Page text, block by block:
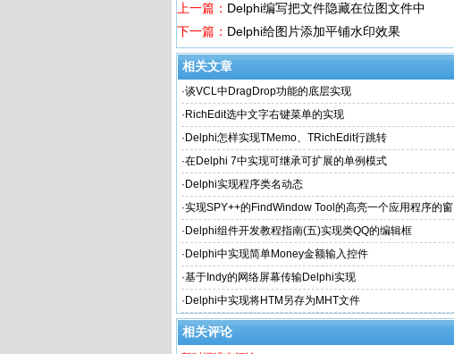
上一篇： Delphi编写把文件隐藏在位图文件中
下一篇： Delphi给图片添加平铺水印效果
相关文章
·谈VCL中DragDrop功能的底层实现
· RichEdit选中文字右键菜单的实现
· Delphi怎样实现TMemo、TRichEdit行跳转
·在Delphi 7中实现可继承可扩展的单例模式
· Delphi实现程序类名动态
·实现SPY++的FindWindow Tool的高亮一个应用程序的窗
体或内部Object的边缘
· Delphi组件开发教程指南(五)实现类QQ的编辑框
· Delphi中实现简单Money金额输入控件
·基于Indy的网络屏幕传输Delphi实现
· Delphi中实现将HTM另存为MHT文件
相关评论